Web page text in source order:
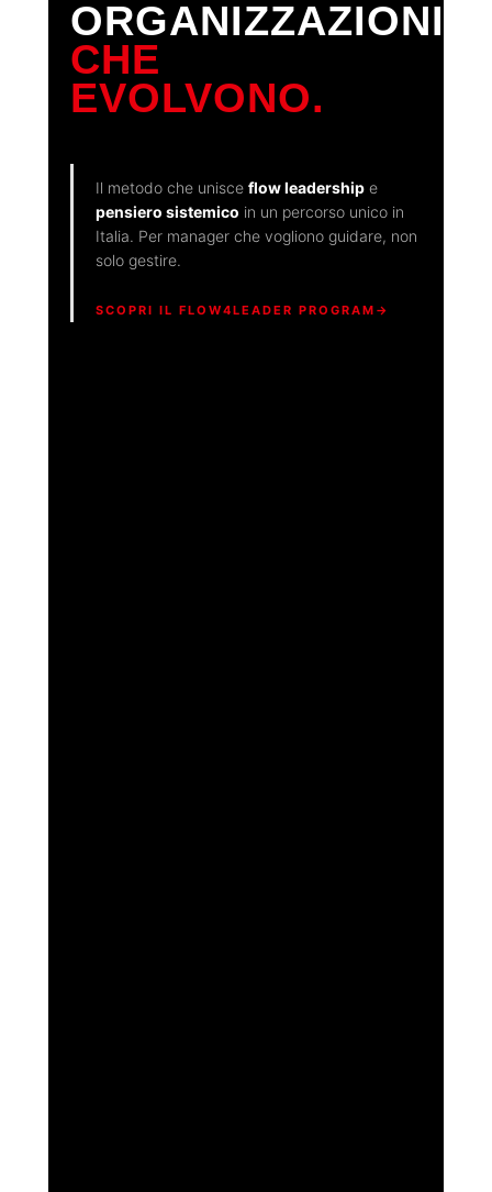
ORGANIZZAZIONI
CHE
EVOLVONO.
Il metodo che unisce flow leadershipe
pensiero sistemico in un percorso unico in
Italia. Per manager che vogliono guidare, non
solo gestire.
SCOPRI IL FLOW4LEADER PROGRAM